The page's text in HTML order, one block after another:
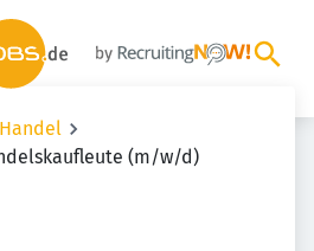
(m/w/d)